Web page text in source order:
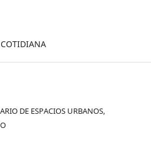
DE ESPACIOS URBANOS,